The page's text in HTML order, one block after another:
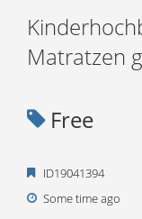
Matratzen
Free
ID19041394
Some time ago